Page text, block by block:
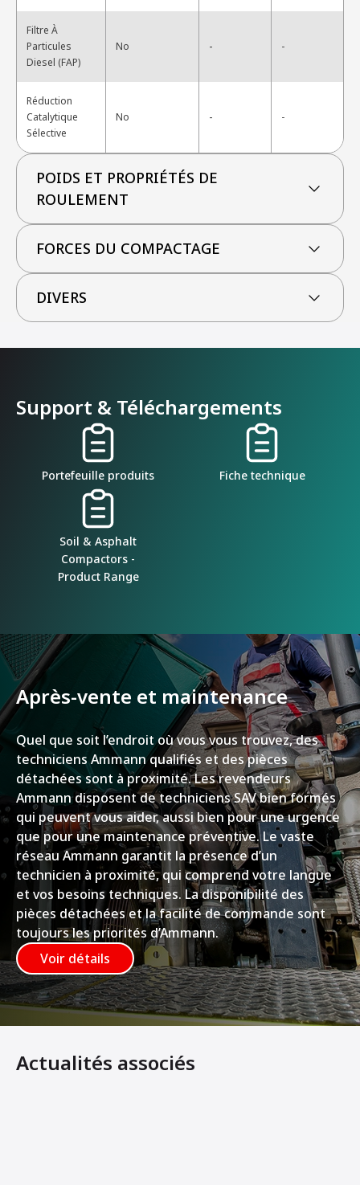
Filtre À
Particules
Diesel (FAP)
No - -
Réduction
Catalytique
Sélective
No - -
POIDS ET PROPRIÉTÉS DE
ROULEMENT
FORCES DU COMPACTAGE
DIVERS
Support & Téléchargements
Portefeuille produits Fiche technique
Soil & Asphalt
Compactors -
Product Range
Après-vente et maintenance
Quel que soit l’endroit où vous vous trouvez, des
techniciens Ammann qualifiés et des pièces
détachées sont à proximité. Les revendeurs
Ammann disposent de techniciens SAV bien formés
qui peuvent vous aider, aussi bien pour une urgence
que pour une maintenance préventive. Le vaste
réseau Ammann garantit la présence d’un
technicien à proximité, qui comprend votre langue
et vos besoins techniques. La disponibilité des
pièces détachées et la facilité de commande sont
toujours les priorités d’Ammann.
Voir détails
Actualités associés